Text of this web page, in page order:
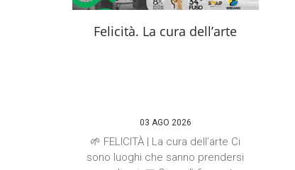
Felicità. La cura dell’arte
03 AGO 2026
🌱 FELICITÀ | La cura dell’arte Ci
sono luoghi che sanno prendersi